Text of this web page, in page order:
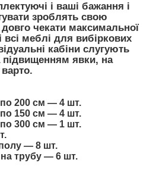
і ваші бажання і
зроблять свою
чекати максимальної
всі меблі для вибіркових
кабіни слугують
підвищенням явки, на
200 см — 4 шт.
150 см — 4 шт.
300 см — 1 шт.
— 8 шт.
трубу — 6 шт.